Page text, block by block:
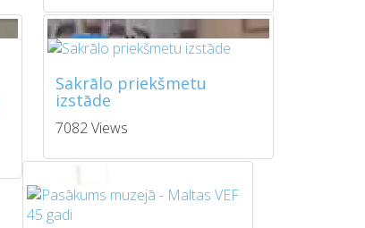
Sakrālo priekšmetu
izstāde
7082 Views